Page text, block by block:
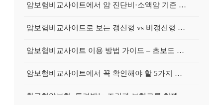
암보험비교사이트에서 암 진단비·소액암 기준 제대로 비교하기
암보험비교사이트로 보는 갱신형 vs 비갱신형 암보험 차이
암보험비교사이트 이용 방법 가이드 – 초보도 쉽게 비교하는 순서
암보험비교사이트에서 꼭 확인해야 할 5가지 비교 포인트